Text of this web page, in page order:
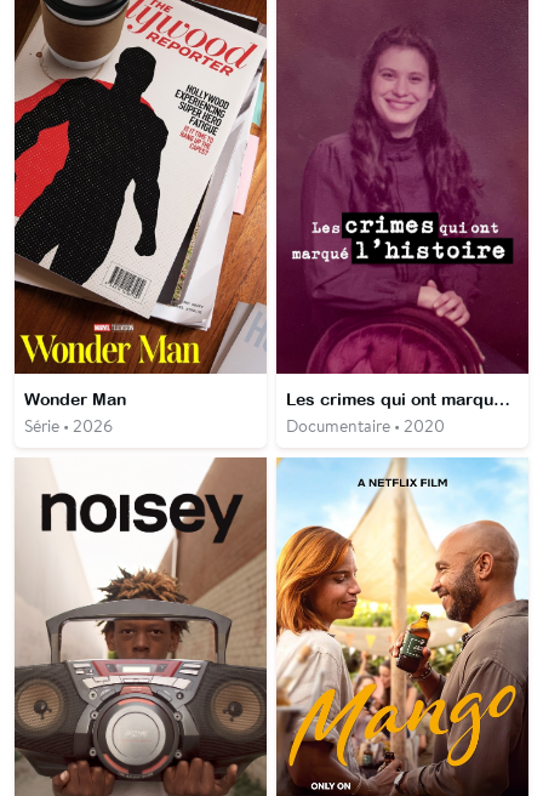
Wonder Man
Série • 2026
Les crimes qui ont marqué l'histoire
Documentaire • 2020